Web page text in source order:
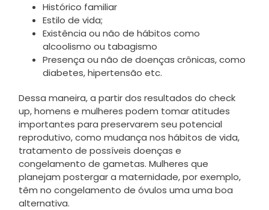
Histórico familiar
Estilo de vida;
Existência ou não de hábitos como
alcoolismo ou tabagismo
Presença ou não de doenças crônicas, como
diabetes, hipertensão etc.
Dessa maneira, a partir dos resultados do check
up, homens e mulheres podem tomar atitudes
importantes para preservarem seu potencial
reprodutivo, como mudança nos hábitos de vida,
tratamento de possíveis doenças e
congelamento de gametas. Mulheres que
planejam postergar a maternidade, por exemplo,
têm no congelamento de óvulos uma uma boa
alternativa.